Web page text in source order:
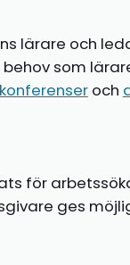
lärare och
som
konferenseroch
för
ges